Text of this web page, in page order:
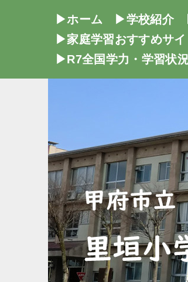
▶ホーム ▶学校紹介
▶家庭学習おすすめサイ
▶R7全国学力・学習状